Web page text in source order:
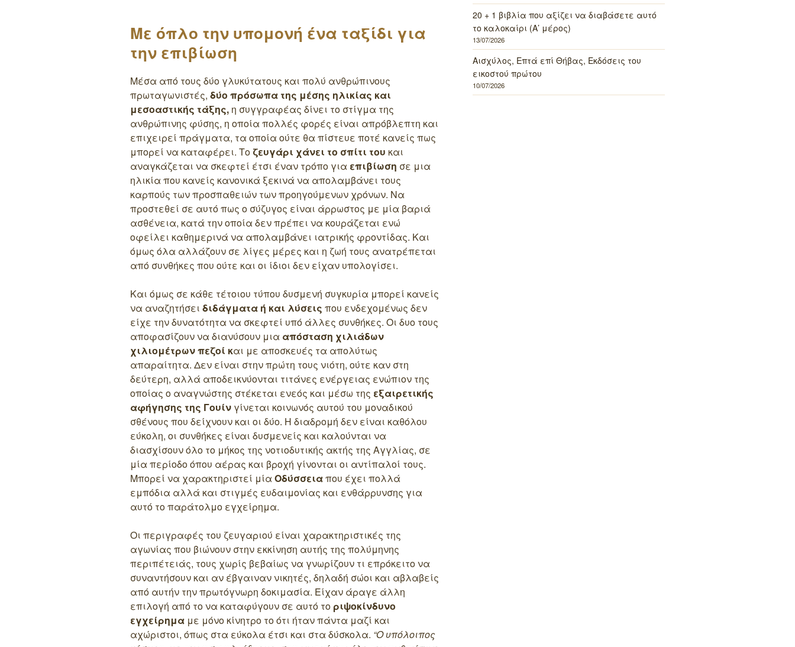
Με όπλο την υπομονή ένα ταξίδι για
την επιβίωση
Μέσα από τους δύο γλυκύτατους και πολύ ανθρώπινους
πρωταγωνιστές, δύο πρόσωπα της μέσης ηλικίας και
μεσοαστικής τάξης, η συγγραφέας δίνει το στίγμα της
ανθρώπινης φύσης, η οποία πολλές φορές είναι απρόβλεπτη και
επιχειρεί πράγματα, τα οποία ούτε θα πίστευε ποτέ κανείς πως
μπορεί να καταφέρει. Το ζευγάρι χάνει το σπίτι του και
αναγκάζεται να σκεφτεί έτσι έναν τρόπο για επιβίωση σε μια
ηλικία που κανείς κανονικά ξεκινά να απολαμβάνει τους
καρπούς των προσπαθειών των προηγούμενων χρόνων. Να
προστεθεί σε αυτό πως ο σύζυγος είναι άρρωστος με μία βαριά
ασθένεια, κατά την οποία δεν πρέπει να κουράζεται ενώ
οφείλει καθημερινά να απολαμβάνει ιατρικής φροντίδας. Και
όμως όλα αλλάζουν σε λίγες μέρες και η ζωή τους ανατρέπεται
από συνθήκες που ούτε και οι ίδιοι δεν είχαν υπολογίσει.
Και όμως σε κάθε τέτοιου τύπου δυσμενή συγκυρία μπορεί κανείς
να αναζητήσει διδάγματα ή και λύσεις που ενδεχομένως δεν
είχε την δυνατότητα να σκεφτεί υπό άλλες συνθήκες. Οι δυο τους
αποφασίζουν να διανύσουν μια απόσταση χιλιάδων
χιλιομέτρων πεζοί και με αποσκευές τα απολύτως
απαραίτητα. Δεν είναι στην πρώτη τους νιότη, ούτε καν στη
δεύτερη, αλλά αποδεικνύονται τιτάνες ενέργειας ενώπιον της
οποίας ο αναγνώστης στέκεται ενεός και μέσω της εξαιρετικής
αφήγησης της Γουίν γίνεται κοινωνός αυτού του μοναδικού
σθένους που δείχνουν και οι δύο. Η διαδρομή δεν είναι καθόλου
εύκολη, οι συνθήκες είναι δυσμενείς και καλούνται να
διασχίσουν όλο το μήκος της νοτιοδυτικής ακτής της Αγγλίας, σε
μία περίοδο όπου αέρας και βροχή γίνονται οι αντίπαλοί τους.
Μπορεί να χαρακτηριστεί μία Οδύσσειαπου έχει πολλά
εμπόδια αλλά και στιγμές ευδαιμονίας και ενθάρρυνσης για
αυτό το παράτολμο εγχείρημα.
Οι περιγραφές του ζευγαριού είναι χαρακτηριστικές της
αγωνίας που βιώνουν στην εκκίνηση αυτής της πολύμηνης
περιπέτειάς, τους χωρίς βεβαίως να γνωρίζουν τι επρόκειτο να
συναντήσουν και αν έβγαιναν νικητές, δηλαδή σώοι και αβλαβείς
από αυτήν την πρωτόγνωρη δοκιμασία. Είχαν άραγε άλλη
επιλογή από το να καταφύγουν σε αυτό το ριψοκίνδυνο
εγχείρημα με μόνο κίνητρο το ότι ήταν πάντα μαζί και
αχώριστοι, όπως στα εύκολα έτσι και στα δύσκολα. “Ο υπόλοιπος
20 + 1 βιβλία που αξίζει να διαβάσετε αυτό
το καλοκαίρι (Α’ μέρος)
13/07/2026
Αισχύλος, Επτά επί Θήβας, Εκδόσεις του
εικοστού πρώτου
10/07/2026